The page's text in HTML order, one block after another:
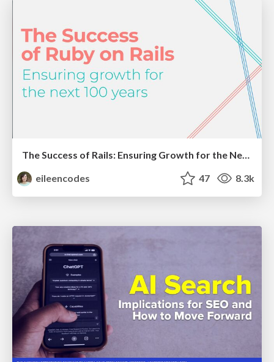
The Success of Rails: Ensuring Growth for the Next 100 Years
eileencodes
47 8.3k